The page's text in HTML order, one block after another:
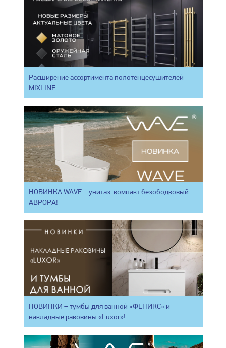
Расширение ассортимента полотенцесушителей
MIXLINE
НОВИНКА WAVE – унитаз-компакт безободковый
АВРОРА!
НОВИНКИ – тумбы для ванной «ФЕНИКС» и
накладные раковины «Luxor»!